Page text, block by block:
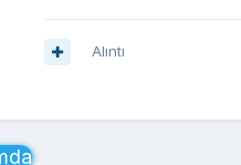
Alıntı